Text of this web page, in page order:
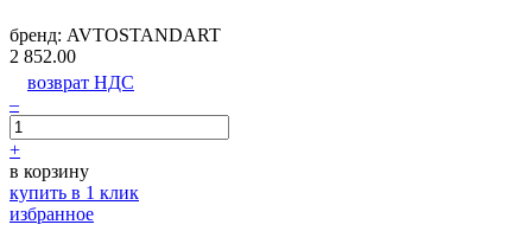
бренд: AVTOSTANDART
2 852.00
возврат НДС
–
+
в корзину
купить в 1 клик
избранное